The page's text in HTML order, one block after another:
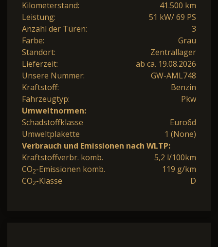
Kilometerstand:
41.500 km
Leistung:
51 kW/ 69 PS
Anzahl der Türen:
3
Farbe:
Grau
Standort:
Zentrallager
Lieferzeit:
ab ca. 19.08.2026
Unsere Nummer:
GW-AML748
Kraftstoff:
Benzin
Fahrzeugtyp:
Pkw
Umweltnormen:
Schadstoffklasse
Euro6d
Umweltplakette
1 (None)
Verbrauch und Emissionen nach WLTP:
Kraftstoffverbr. komb.
5,2 l/100km
CO2-Emissionen komb.
119 g/km
CO2-Klasse D